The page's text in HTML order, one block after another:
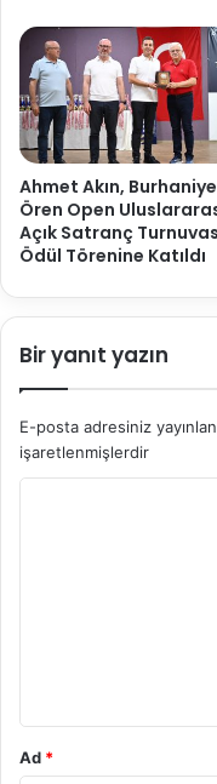
Ahmet Akın, Burhaniye
Ören Open
Açık Satranç
Ödül Törenine Katıldı
Bir yanıt yazın
E-posta adresiniz
işaretlenmişlerdir
Ad *